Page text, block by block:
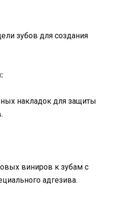
зубов для создания
накладок для защиты
виниров к зубам с
адгезива.